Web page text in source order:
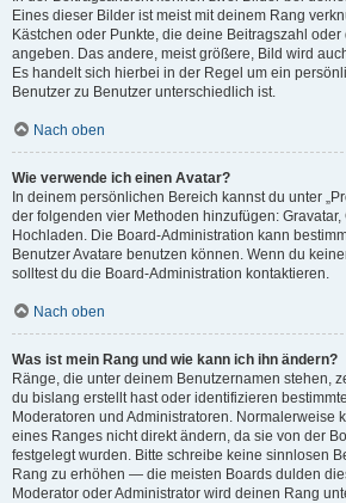
Eines dieser Bilder ist meist mit deinem Rang
Kästchen oder Punkte, die deine Beitragszahl
angeben. Das andere, meist größere, Bild wird
Es handelt sich hierbei in der Regel um ein
Benutzer zu Benutzer unterschiedlich ist.
Nach oben
Wie verwende ich einen Avatar?
In deinem persönlichen Bereich kannst du unter
der folgenden vier Methoden hinzufügen:
Hochladen. Die Board-Administration kann
Benutzer Avatare benutzen können. Wenn du
solltest du die Board-Administration kontaktieren.
Nach oben
Was ist mein Rang und wie kann ich ihn ändern?
Ränge, die unter deinem Benutzernamen stehen,
du bislang erstellt hast oder identifizieren
Moderatoren und Administratoren. Normalerweise
eines Ranges nicht direkt ändern, da sie von der
festgelegt wurden. Bitte schreibe keine sinnlosen
Rang zu erhöhen — die meisten Boards dulden
Moderator oder Administrator wird deinen Rang